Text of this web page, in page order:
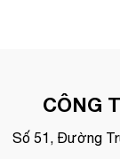
CÔNG
Số 51, Đường